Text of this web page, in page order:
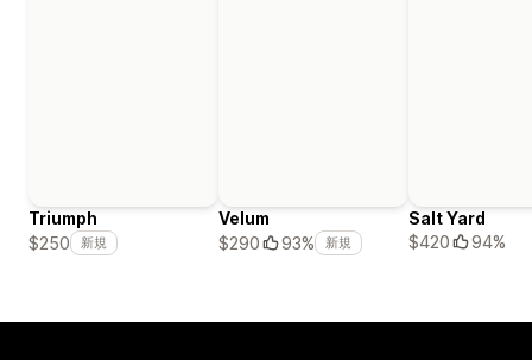
Triumph
$250
新規
Velum
$290
93% 新規
Salt Yard
$420
94%